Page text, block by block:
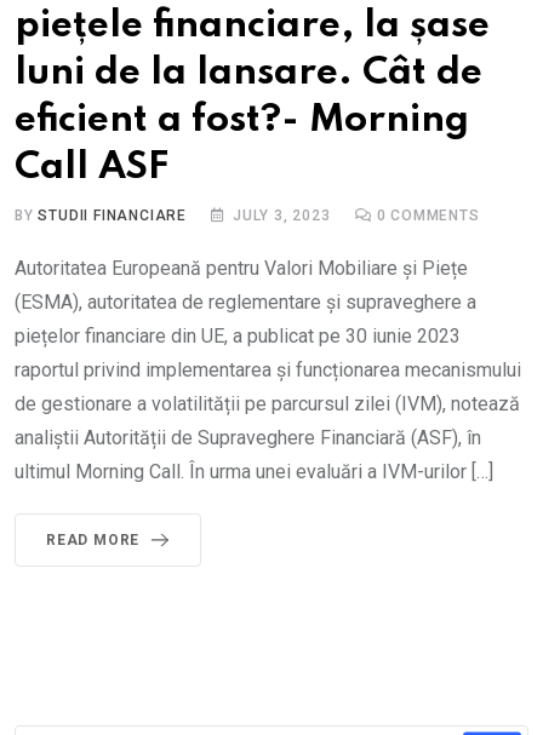
piețele financiare, la șase
luni de la lansare. Cât de
eficient a fost?- Morning
Call ASF
BYSTUDII FINANCIARE JULY 3, 2023 0 COMMENTS
Autoritatea Europeană pentru Valori Mobiliare și Piețe
(ESMA), autoritatea de reglementare și supraveghere a
piețelor financiare din UE, a publicat pe 30 iunie 2023
raportul privind implementarea și funcționarea mecanismului
de gestionare a volatilității pe parcursul zilei (IVM), notează
analiștii Autorității de Supraveghere Financiară (ASF), în
ultimul Morning Call. În urma unei evaluări a IVM-urilor […]
READ MORE